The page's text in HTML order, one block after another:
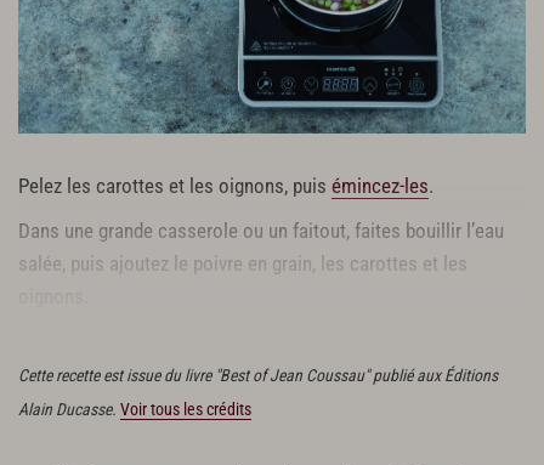
Pelez les carottes et les oignons, puis émincez-les.
Dans une grande casserole ou un faitout, faites bouillir l’eau
salée, puis ajoutez le poivre en grain, les carottes et les
Cette recette est issue du livre "Best of Jean Coussau" publié aux Éditions
Alain Ducasse. Voir tous les crédits